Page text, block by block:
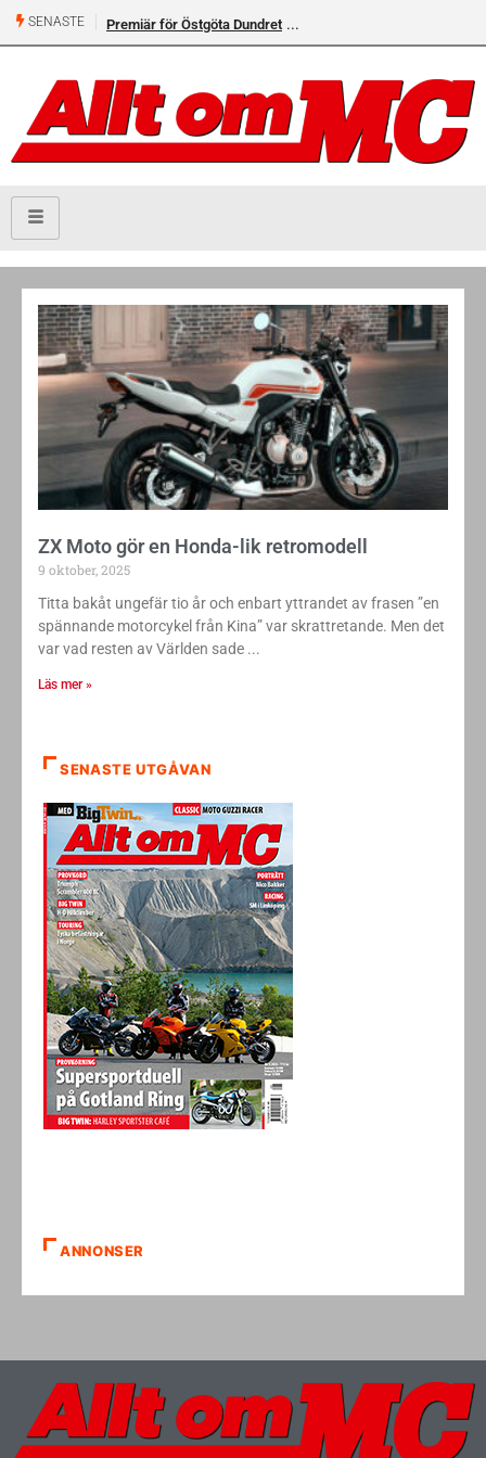
SENASTE Premiär för Östgöta Dundret
ZX Moto gör en Honda-lik retromodell
9 oktober, 2025
Titta bakåt ungefär tio år och enbart yttrandet av frasen ”en
spännande motorcykel från Kina” var skrattretande. Men det
var vad resten av Världen sade
Läs mer »
SENASTE UTGÅVAN
ANNONSER